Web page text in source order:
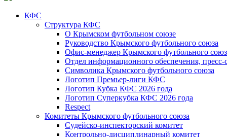
КФС
Структура КФС
О Крымском футбольном союзе
Руководство Крымского футбольного союза
Офис-менеджер Крымского футбольного
Отдел информационного обеспечения, пресс-
Символика Крымского футбольного союза
Логотип Премьер-лиги КФС
Логотип Кубка КФС 2026 года
Логотип Суперкубка КФС 2026 года
Respect
Комитеты Крымского футбольного союза
Судейско-инспекторский комитет
Контрольно-дисциплинарный комитет